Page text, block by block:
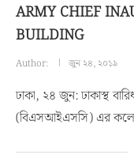
ARMY CHIEF
BUILDING
Author: জুন ২৪, ২০১৯
ঢাকা, ২৪ জুন: ঢাকাস্থ
(বিএসআইএসসি) এর